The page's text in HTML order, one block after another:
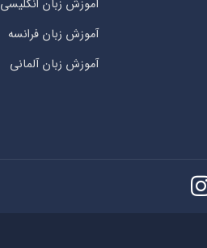
آموزش زبان انگلیسی
آموزش زبان فرانسه
آموزش زبان آلمانی